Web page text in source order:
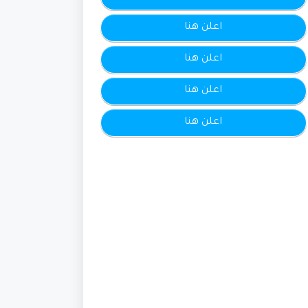
اعلن هنا
اعلن هنا
اعلن هنا
اعلن هنا